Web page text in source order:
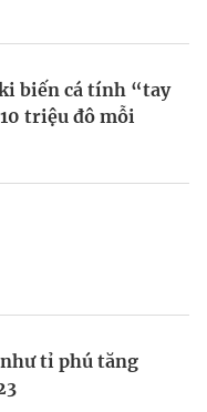
biến cá tính “tay
triệu đô mỗi
tỉ phú tăng
giúp điều hành
Việt trên bản đồ
cho chất riêng
bẩy chiến lược
giao quyền
cho các